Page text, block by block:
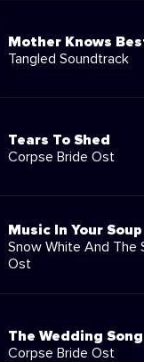
Mother Knows
Tangled Soundtrack
Tears To Shed
Corpse Bride Ost
Music In Your Soup
Snow White And The
Ost
The Wedding Song
Corpse Bride Ost